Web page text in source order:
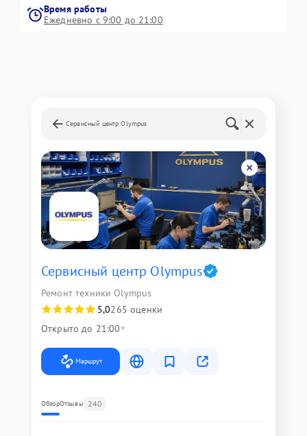
Время работы
Ежедневно с 9:00 до 21:00
Сервисный центр Olympus
Сервисный центр Olympus
Ремонт техники Olympus
5,0265 оценки
Открыто до 21:00
Маршрут
ОбзорОтзывы 240